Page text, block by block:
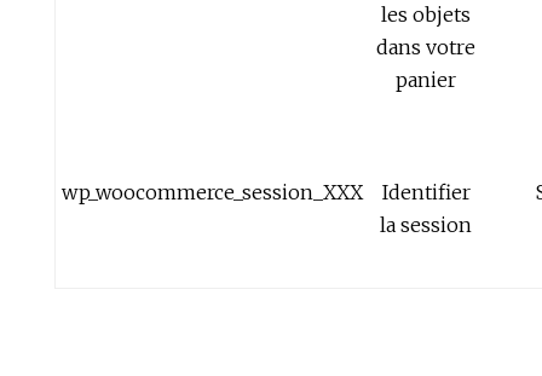
les objets
dans votre
panier
wp_woocommerce_session_XXX
Identifier
la session